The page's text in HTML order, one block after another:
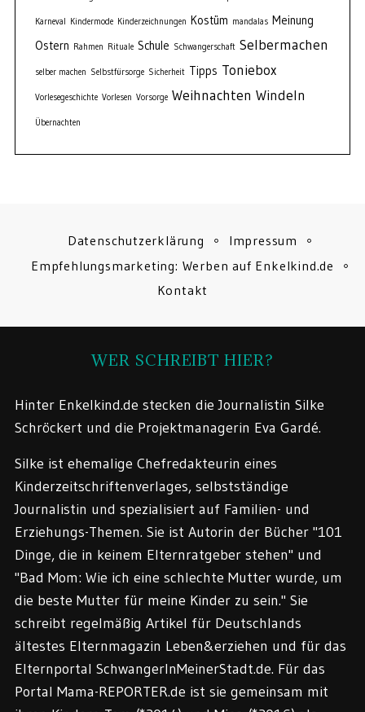
Karneval Kindermode Kinderzeichnungen Kostüm mandalas Meinung
Ostern
Rahmen Rituale Schule Schwangerschaft Selbermachen
selber machen Selbstfürsorge Sicherheit Tipps Toniebox
Vorlesegeschichte Vorlesen Vorsorge Weihnachten Windeln
Übernachten
Datenschutzerklärung
Impressum
Empfehlungsmarketing: Werben auf Enkelkind.de
Kontakt
WER SCHREIBT HIER?
Hinter Enkelkind.de stecken die Journalistin Silke
Schröckert und die Projektmanagerin Eva Gardé.
Silke ist ehemalige Chefredakteurin eines
Kinderzeitschriftenverlages, selbstständige
Journalistin und spezialisiert auf Familien- und
Erziehungs-Themen. Sie ist Autorin der Bücher "101
Dinge, die in keinem Elternratgeber stehen" und
"Bad Mom: Wie ich eine schlechte Mutter wurde, um
die beste Mutter für meine Kinder zu sein." Sie
schreibt regelmäßig Artikel für Deutschlands
ältestes Elternmagazin Leben&erziehen und für das
Elternportal SchwangerInMeinerStadt.de. Für das
Portal Mama-REPORTER.de ist sie gemeinsam mit